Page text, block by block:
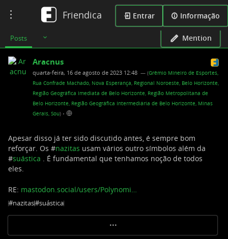
Toggle
navigation
Friendica Entrar Informação
Posts Mention
Aracnus
quarta-feira, 16 de agosto de 2023 12:48 — (Grêmio Mineiro de Esportes,
Rua Confrade Machado, Nova Esperança, Regional Noroeste, Belo Horizonte,
Região Geográfica Imediata de Belo Horizonte, Região Metropolitana de
Belo Horizonte, Região Geográfica Intermediária de Belo Horizonte, Minas
Gerais, Sou) •
Apesar disso já ter sido discutido antes, é sempre bom
reforçar. Os #nazitas usam vários outro símbolos além da
#suástica . É fundamental que tenhamos noção de todos
eles.
RE: mastodon.social/users/Polynomi…
#nazitas#suástica